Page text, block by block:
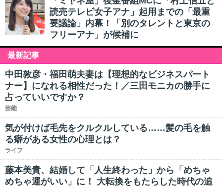
読売テレビ女子アナ」起用までの「最重
要議論」内幕！「別のタレントと東京の
フリーアナ」が候補に
最新記事
中田敦彦・福田萌夫妻は【理想的なビジネスパート
ナー】になれる相性だった！／三田モニカの勝手に
占っていいですか？
芸能
気が付けば毛先をクルクルしている……髪の毛を触
る癖がある女性の心理とは？
ライフ
藤本美貴、結婚して「人生終わった」から「めちゃ
めちゃ運がいい」に！ 大転換をもたらした時代の追